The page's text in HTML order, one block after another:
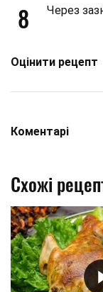
8 Через
Оцінити рецепт
Коментарі
Схожі